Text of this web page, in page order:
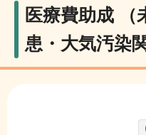
す
か
医療費助成 （
患・大気汚染